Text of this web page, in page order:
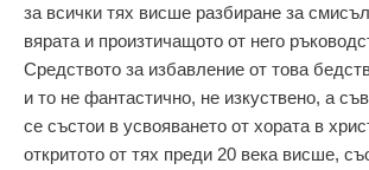
за всички тях висше разбиране за
вярата и произтичащото от него
Средството за избавление от това
и то не фантастично, не изкуствено, а
се състои в усвояването от хората в
откритото от тях преди 20 века висше,